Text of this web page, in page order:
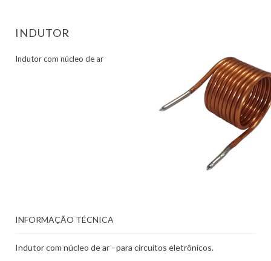
INDUTOR
Indutor com núcleo de ar
INFORMAÇÃO TÉCNICA
Indutor com núcleo de ar - para circuitos eletrônicos.